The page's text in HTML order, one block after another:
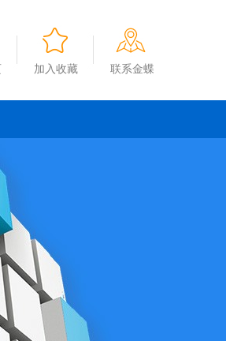
加入收藏 联系金蝶